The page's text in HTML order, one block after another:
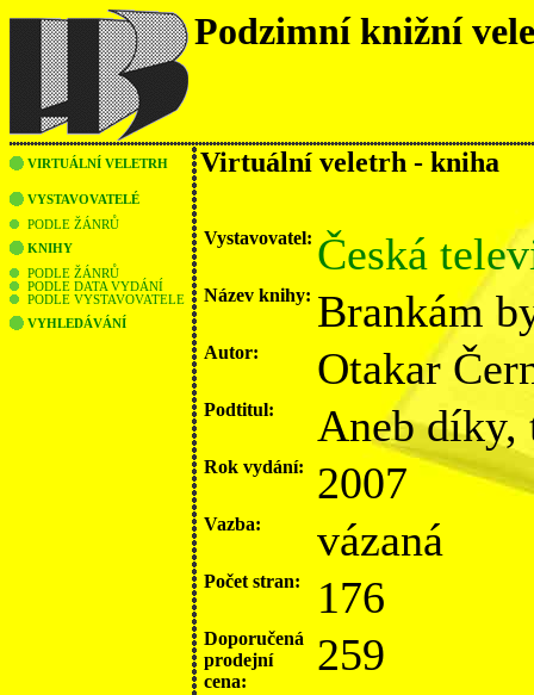
Podzimní knižní
VIRTUÁLNÍ VELETRH
VYSTAVOVATELÉ
PODLE ŽÁNRŮ
KNIHY
PODLE ŽÁNRŮ
PODLE DATA VYDÁNÍ
PODLE VYSTAVOVATELE
VYHLEDÁVÁNÍ
Virtuální veletrh - kniha
Vystavovatel: Česká
Název knihy: Brankám
Autor: Otakar
Podtitul: Aneb díky,
Rok vydání: 2007
Vazba: vázaná
Počet stran: 176
Doporučená
prodejní
cena:
259